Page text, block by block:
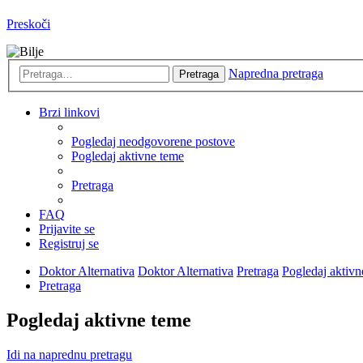
Preskoči
Pretraga Napredna pretraga
Brzi linkovi
Pogledaj neodgovorene postove
Pogledaj aktivne teme
Pretraga
FAQ
Prijavite se
Registruj se
Doktor Alternativa Doktor Alternativa Pretraga Pogledaj
Pretraga
Pogledaj aktivne teme
Idi na naprednu pretragu